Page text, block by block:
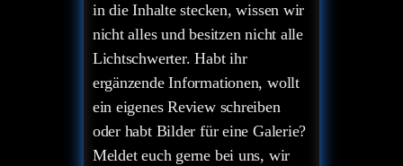
in die Inhalte stecken, wissen wir
nicht alles und besitzen nicht alle
Lichtschwerter. Habt ihr
ergänzende Informationen, wollt
ein eigenes Review schreiben
oder habt Bilder für eine Galerie?
Meldet euch gerne bei uns, wir